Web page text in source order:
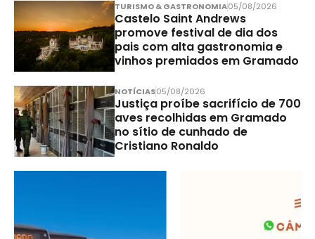
TURISMO & GASTRONOMIA05/08/2026
Castelo Saint Andrews
promove festival de dia dos
pais com alta gastronomia e
vinhos premiados em Gramado
NOTÍCIAS05/08/2026
Justiça proíbe sacrifício de 700
aves recolhidas em Gramado
no sítio de cunhado de
Cristiano Ronaldo